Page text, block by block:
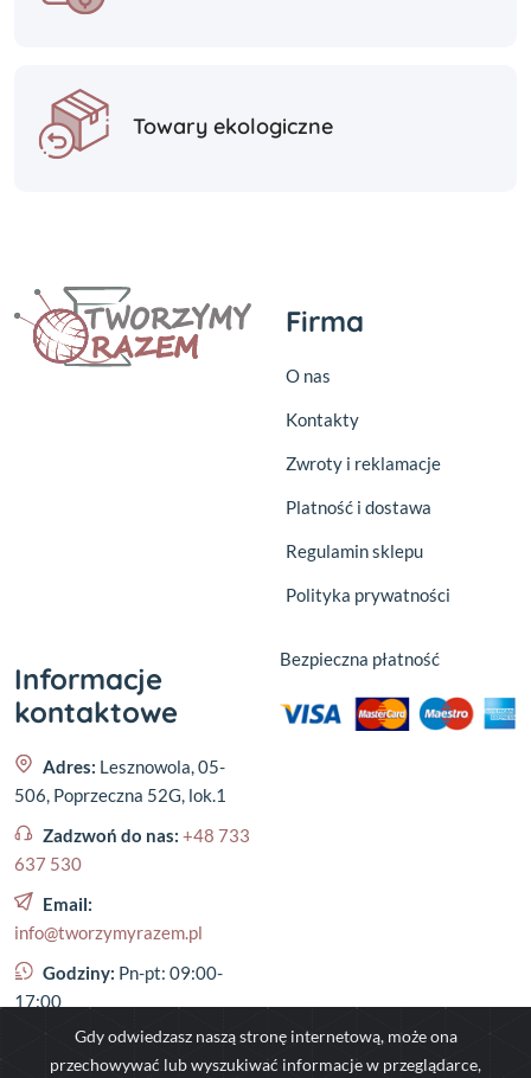
Towary ekologiczne
Firma
O nas
Kontakty
Zwroty i reklamacje
Platność i dostawa
Regulamin sklepu
Polityka prywatności
Informacje
kontaktowe
Adres: Lesznowola, 05-
506, Poprzeczna 52G, lok.1
Zadzwoń do nas: +48 733
637 530
Email:
info@tworzymyrazem.pl
Godziny: Pn-pt: 09:00-
17:00
Bezpieczna płatność
Gdy odwiedzasz naszą stronę internetową, może ona
przechowywać lub wyszukiwać informacje w przeglądarce,